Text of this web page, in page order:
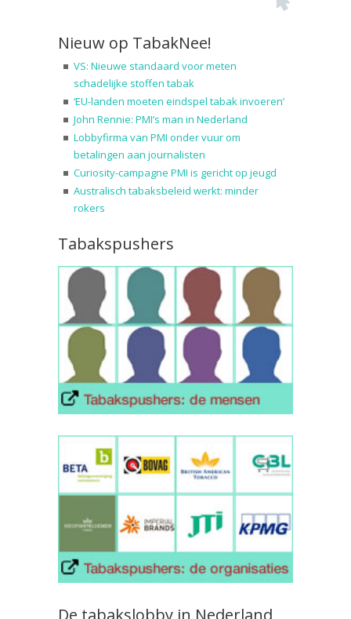
Nieuw op TabakNee!
VS: Nieuwe standaard voor meten
schadelijke stoffen tabak
‘EU-landen moeten eindspel tabak invoeren’
John Rennie: PMI’s man in Nederland
Lobbyfirma van PMI onder vuur om
betalingen aan journalisten
Curiosity-campagne PMI is gericht op jeugd
Australisch tabaksbeleid werkt: minder
rokers
Tabakspushers